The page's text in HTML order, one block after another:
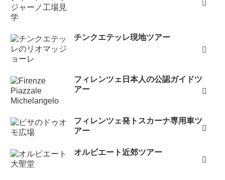
チンクエテッレ現地ツアー
フィレンツェ日本人の公認ガイドツ
アー
フィレンツェ発トスカーナ専用車ツ
アー
オルビエート近郊ツアー